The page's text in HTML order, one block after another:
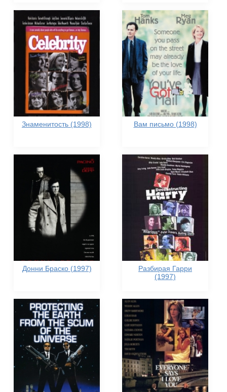
Знаменитость (1998) Вам письмо (1998)
Донни Браско (1997)
Разбирая Гарри
(1997)